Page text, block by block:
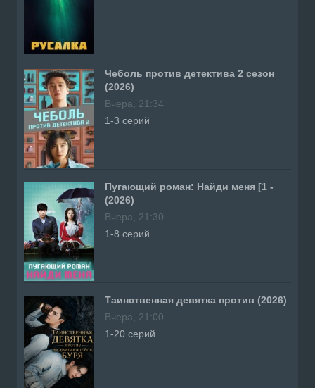
Чеболь против детектива 2 сезон
(2026)
Вчера, 21:34
1-3 серий
Пугающий роман: Найди меня [1 -
(2026)
Вчера, 21:30
1-8 серий
Таинственная девятка против (2026)
Вчера, 21:00
1-20 серий